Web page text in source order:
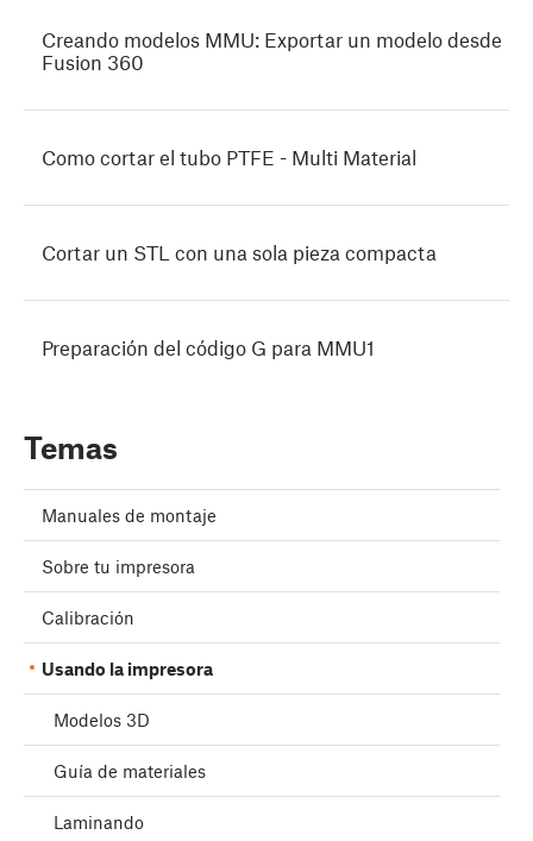
Creando modelos MMU: Exportar un modelo desde
Fusion 360
Como cortar el tubo PTFE - Multi Material
Cortar un STL con una sola pieza compacta
Preparación del código G para MMU1
Temas
Manuales de montaje
Sobre tu impresora
Calibración
Usando la impresora
Modelos 3D
Guía de materiales
Laminando